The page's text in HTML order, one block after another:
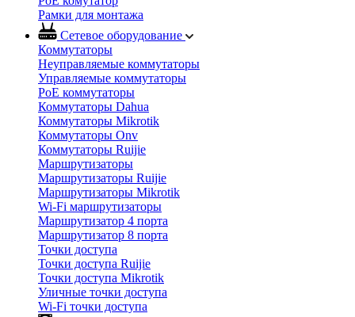
Рамки для монтажа
Сетевое оборудование
Коммутаторы
Неуправляемые коммутаторы
Управляемые коммутаторы
PoE коммутаторы
Коммутаторы Dahua
Коммутаторы Mikrotik
Коммутаторы Onv
Коммутаторы Ruijie
Маршрутизаторы
Маршрутизаторы Ruijie
Маршрутизаторы Mikrotik
Wi-Fi маршрутизаторы
Маршрутизатор 4 порта
Маршрутизатор 8 порта
Точки доступа
Точки доступа Ruijie
Точки доступа Mikrotik
Уличные точки доступа
Wi-Fi точки доступа